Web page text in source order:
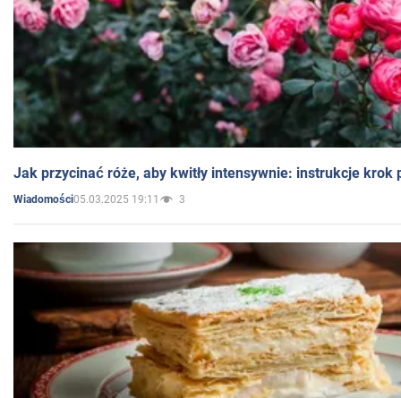
Jak przycinać róże, aby kwitły intensywnie: instrukcje krok
Wiadomości05.03.2025 19:11 3